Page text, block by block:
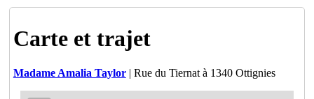
Carte et trajet
Madame Amalia Taylor| Rue du Tiernat à 1340 Ottignies